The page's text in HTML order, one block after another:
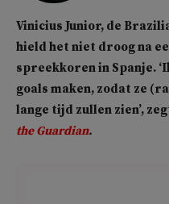
Vinicius Junior, de
hield het niet droog na
spreekkoren in Spanje.
goals maken, zodat ze
lange tijd zullen zien’,
the Guardian.